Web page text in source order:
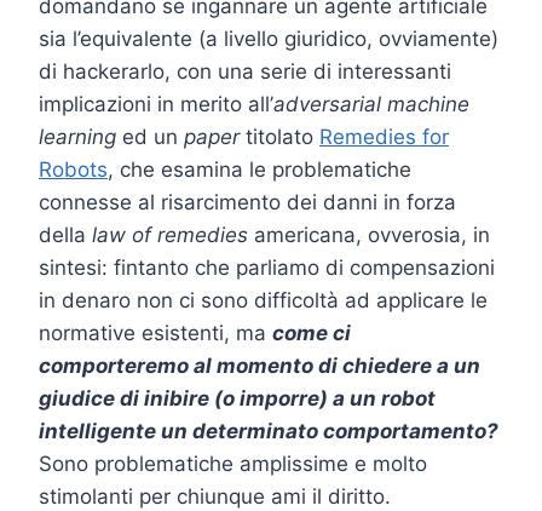
domandano se ingannare un agente artificiale
sia l’equivalente (a livello giuridico, ovviamente)
di hackerarlo, con una serie di interessanti
implicazioni in merito all’adversarial machine
learning ed un papertitolato Remedies for
Robots, che esamina le problematiche
connesse al risarcimento dei danni in forza
della law of remedies americana, ovverosia, in
sintesi: fintanto che parliamo di compensazioni
in denaro non ci sono difficoltà ad applicare le
normative esistenti, ma come ci
comporteremo al momento di chiedere a un
giudice di inibire (o imporre) a un robot
intelligente un determinato comportamento?
Sono problematiche amplissime e molto
stimolanti per chiunque ami il diritto.